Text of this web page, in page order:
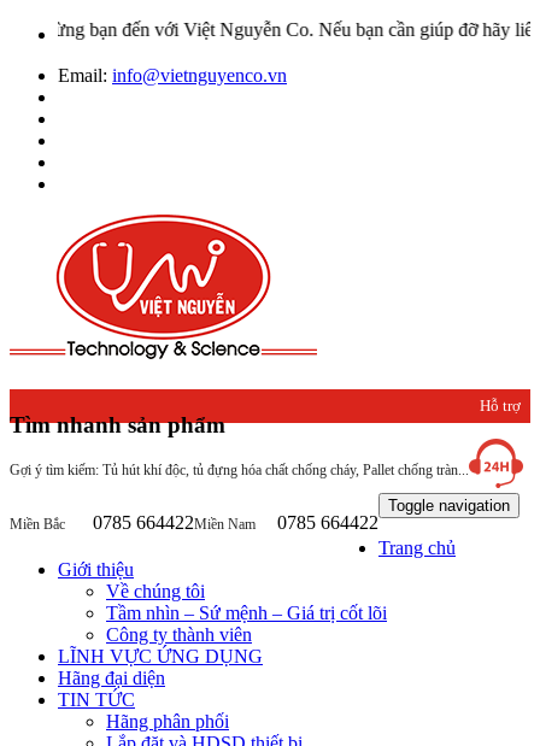
bạn đến với Việt Nguyễn Co. Nếu bạn cần giúp đỡ hãy liên hệ
Email: info@vietnguyenco.vn
Tìm nhanh sản phẩm
Gợi ý tìm kiếm: Tủ hút khí độc, tủ đựng hóa chất chống cháy, Pallet chống tràn...
Hỗ trợ
khách
hàng
Miền Bắc 0785 664422Miền Nam 0785 664422
Toggle navigation
Trang chủ
Giới thiệu
Về chúng tôi
Tầm nhìn – Sứ mệnh – Giá trị cốt lõi
Công ty thành viên
LĨNH VỰC ỨNG DỤNG
Hãng đại diện
TIN TỨC
Hãng phân phối